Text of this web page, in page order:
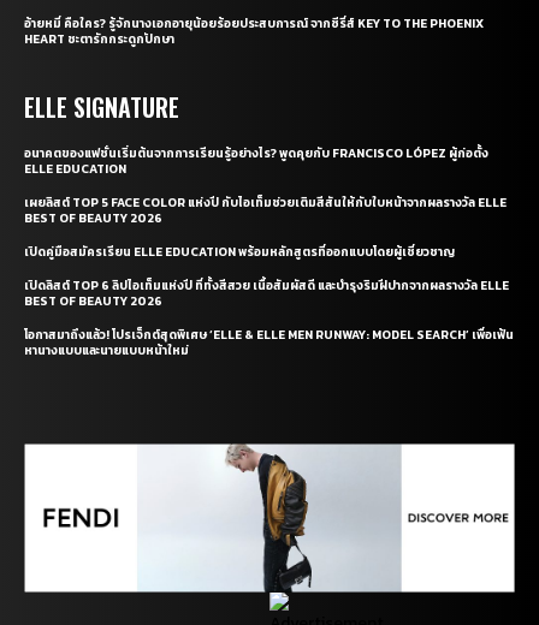
อ้ายหมี่ คือใคร? รู้จักนางเอกอายุน้อยร้อยประสบการณ์ จากซีรี่ส์ KEY TO THE PHOENIX
HEART ชะตารักกระดูกปักษา
ELLE SIGNATURE
อนาคตของแฟชั่นเริ่มต้นจากการเรียนรู้อย่างไร? พูดคุยกับ FRANCISCO LÓPEZ ผู้ก่อตั้ง
ELLE EDUCATION
เผยลิสต์ TOP 5 FACE COLOR แห่งปี กับไอเท็มช่วยเติมสีสันให้กับใบหน้าจากผลรางวัล ELLE
BEST OF BEAUTY 2026
เปิดคู่มือสมัครเรียน ELLE EDUCATION พร้อมหลักสูตรที่ออกแบบโดยผู้เชี่ยวชาญ
เปิดลิสต์ TOP 6 ลิปไอเท็มแห่งปี ที่ทั้งสีสวย เนื้อสัมผัสดี และบำรุงริมฝีปากจากผลรางวัล ELLE
BEST OF BEAUTY 2026
โอกาสมาถึงแล้ว! โปรเจ็กต์สุดพิเศษ ‘ELLE & ELLE MEN RUNWAY: MODEL SEARCH’ เพื่อเฟ้น
หานางแบบและนายแบบหน้าใหม่